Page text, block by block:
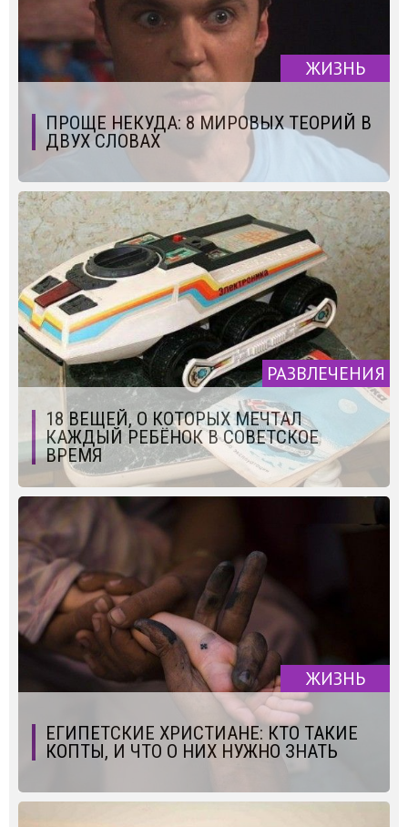
ЖИЗНЬ
ПРОЩЕ НЕКУДА: 8 МИРОВЫХ ТЕОРИЙ В
ДВУХ СЛОВАХ
РАЗВЛЕЧЕНИЯ
18 ВЕЩЕЙ, О КОТОРЫХ МЕЧТАЛ
КАЖДЫЙ РЕБЁНОК В СОВЕТСКОЕ
ВРЕМЯ
ЖИЗНЬ
ЕГИПЕТСКИЕ ХРИСТИАНЕ: КТО ТАКИЕ
КОПТЫ, И ЧТО О НИХ НУЖНО ЗНАТЬ